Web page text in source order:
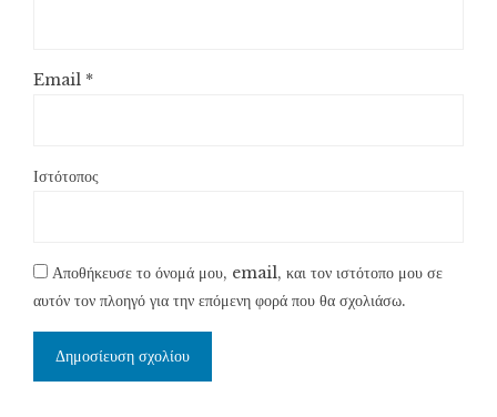
Email *
Ιστότοπος
Αποθήκευσε το όνομά μου, email, και τον ιστότοπο μου σε
αυτόν τον πλοηγό για την επόμενη φορά που θα σχολιάσω.